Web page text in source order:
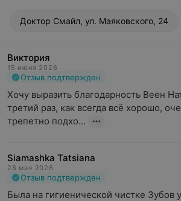
Доктор Смайл, ул. Маяковского, 24
Виктория
15 июня 2026
Отзыв подтвержден
Хочу выразить благодарность Веен
третий раз, как всегда всё хорошо,
трепетно подхо...
Siamashka Tatsiana
28 мая 2026
Отзыв подтвержден
Была на гигиенической чистке Зубов